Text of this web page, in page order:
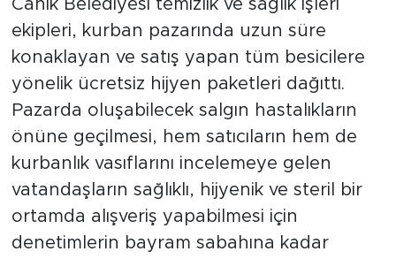
Canik Belediyesi temizlik ve sağlık işleri
ekipleri, kurban pazarında uzun süre
konaklayan ve satış yapan tüm besicilere
yönelik ücretsiz hijyen paketleri dağıttı.
Pazarda oluşabilecek salgın hastalıkların
önüne geçilmesi, hem satıcıların hem de
kurbanlık vasıflarını incelemeye gelen
vatandaşların sağlıklı, hijyenik ve steril bir
ortamda alışveriş yapabilmesi için
denetimlerin bayram sabahına kadar